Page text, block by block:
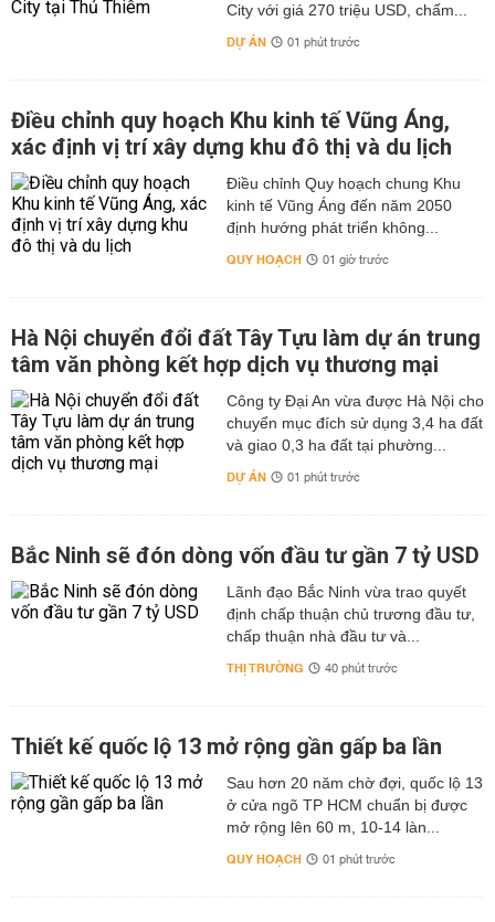
City với giá 270 triệu USD, chấm...
DỰ ÁN 01 phút trước
Điều chỉnh quy hoạch Khu kinh tế Vũng Áng,
xác định vị trí xây dựng khu đô thị và du lịch
Điều chỉnh Quy hoạch chung Khu
kinh tế Vũng Áng đến năm 2050
định hướng phát triển không...
QUY HOẠCH 01 giờ trước
Hà Nội chuyển đổi đất Tây Tựu làm dự án trung
tâm văn phòng kết hợp dịch vụ thương mại
Công ty Đại An vừa được Hà Nội cho
chuyển mục đích sử dụng 3,4 ha đất
và giao 0,3 ha đất tại phường...
DỰ ÁN 01 phút trước
Bắc Ninh sẽ đón dòng vốn đầu tư gần 7 tỷ USD
Lãnh đạo Bắc Ninh vừa trao quyết
định chấp thuận chủ trương đầu tư,
chấp thuận nhà đầu tư và...
THỊ TRƯỜNG 40 phút trước
Thiết kế quốc lộ 13 mở rộng gần gấp ba lần
Sau hơn 20 năm chờ đợi, quốc lộ 13
ở cửa ngõ TP HCM chuẩn bị được
mở rộng lên 60 m, 10-14 làn...
QUY HOẠCH 01 phút trước